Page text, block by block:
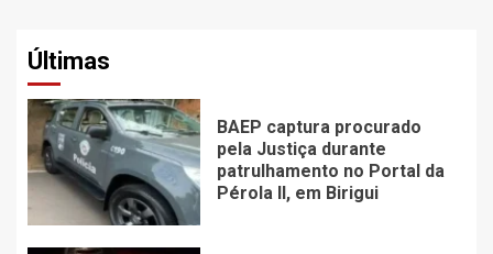
Últimas
BAEP captura procurado
pela Justiça durante
patrulhamento no Portal da
Pérola ll, em Birigui